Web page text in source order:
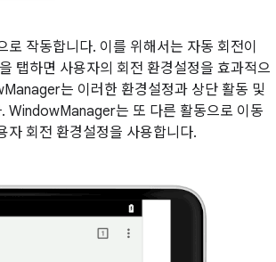
작동합니다. 이를 위해서는 자동 회전이
탭하면 사용자의 회전 환경설정을 효과적으
는 이러한 환경설정과 상단 활동 및
WindowManager는 또 다른 활동으로 이동
자 회전 환경설정을 사용합니다.